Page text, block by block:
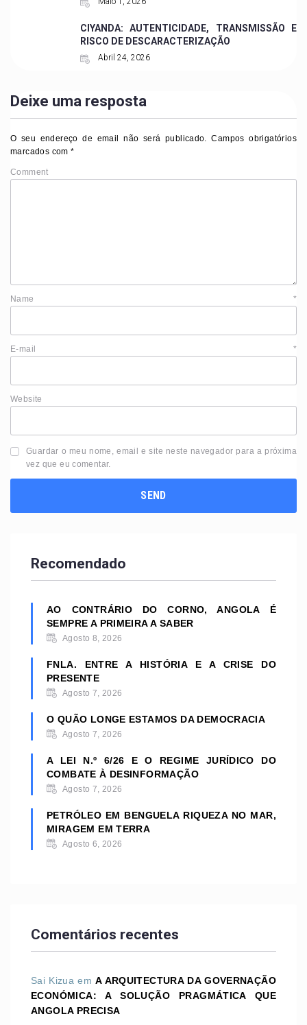
CIYANDA: AUTENTICIDADE, TRANSMISSÃO E
RISCO DE DESCARACTERIZAÇÃO
Abril 24, 2026
Deixe uma resposta
O seu endereço de email não será publicado. Campos obrigatórios
marcados com*
Comment
Name *
E-mail *
Website
Guardar o meu nome, email e site neste navegador para a próxima
vez que eu comentar.
Recomendado
AO CONTRÁRIO DO CORNO, ANGOLA É
SEMPRE A PRIMEIRA A SABER
Agosto 8, 2026
FNLA. ENTRE A HISTÓRIA E A CRISE DO
PRESENTE
Agosto 7, 2026
O QUÃO LONGE ESTAMOS DA DEMOCRACIA
Agosto 7, 2026
A LEI N.º 6/26 E O REGIME JURÍDICO DO
COMBATE À DESINFORMAÇÃO
Agosto 7, 2026
PETRÓLEO EM BENGUELA RIQUEZA NO MAR,
MIRAGEM EM TERRA
Agosto 6, 2026
Comentários recentes
Sai Kizua emA ARQUITECTURA DA GOVERNAÇÃO
ECONÓMICA: A SOLUÇÃO PRAGMÁTICA QUE
ANGOLA PRECISA